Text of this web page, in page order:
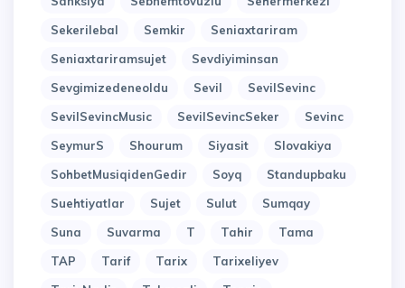
Sekerilebal
Semkir
Seniaxtariram
Seniaxtariramsujet
Sevdiyiminsan
Sevgimizedeneoldu
Sevil
SevilSevinc
SevilSevincMusic
SevilSevincSeker
Sevinc
SeymurS
Shourum Siyasit
Slovakiya
SohbetMusiqidenGedir
Soyq
Standupbaku
Suehtiyatlar
Sujet Sulut
Sumqay
Suna
Suvarma T Tahir
Tama
TAP
Tarif Tarix
Tarixeliyev